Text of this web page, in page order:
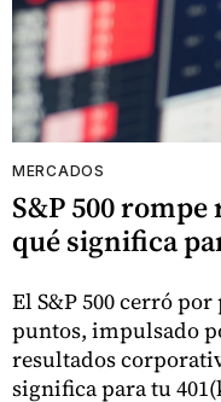
MERCADOS
S&P 500
qué significa
El S&P 500 cerró
puntos, impulsado
resultados
significa para tu